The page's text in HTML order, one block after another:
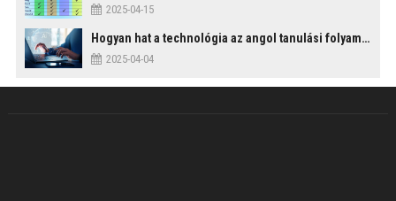
2025-04-15
Hogyan hat a technológia az angol tanulási folyamatokra?
2025-04-04